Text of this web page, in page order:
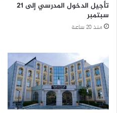
تأجيل الدخول المدرسي إلى 21
سبتمبر
منذ 20 ساعة